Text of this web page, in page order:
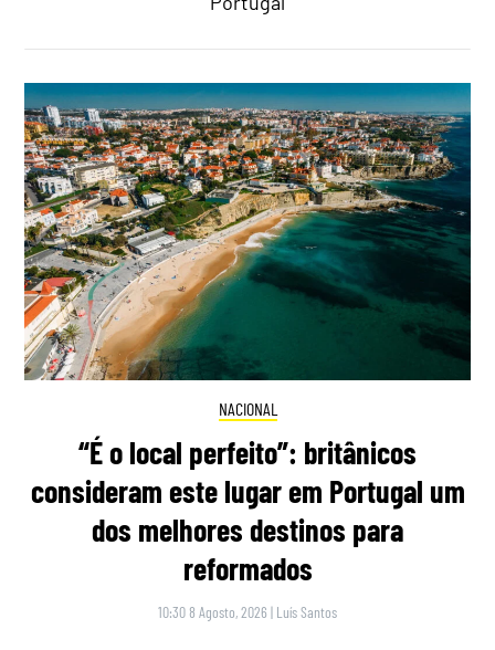
NACIONAL
“É o local perfeito”: britânicos
consideram este lugar em Portugal um
dos melhores destinos para
reformados
10:30 8 Agosto, 2026 | Luís Santos